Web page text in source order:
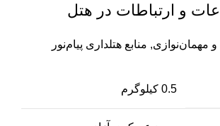
و ارتباطات در هتل
و مهمان‌نوازی, منابع هتلداری پیام‌نور
0.5 کیلوگرم